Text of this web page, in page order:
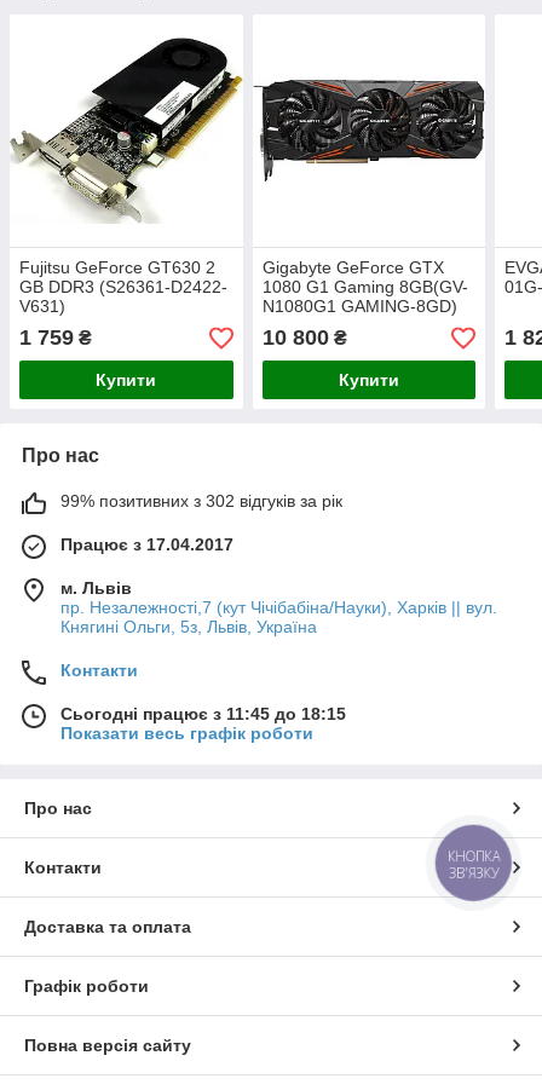
Fujitsu GeForce GT630 2
GB DDR3 (S26361-D2422-
V631)
1 759 ₴
Купити
Gigabyte GeForce GTX
1080 G1 Gaming 8GB(GV-
N1080G1 GAMING-8GD)
10 800₴
Купити
1
Про нас
99% позитивних з 302 відгуків за рік
Працює з 17.04.2017
м. Львів
пр. Незалежності,7 (кут Чічібабіна/Науки), Харків || вул.
Княгині Ольги, 5з, Львів, Україна
Контакти
Сьогодні працює з 11:45 до 18:15
Показати весь графік роботи
Про нас
Контакти
Доставка та оплата
Графік роботи
Повна версія сайту
КНОПКА
ЗВ'ЯЗКУ